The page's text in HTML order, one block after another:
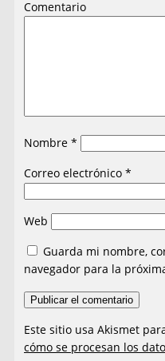
Comentario
Nombre*
Correo electrónico*
Web
Guarda mi nombre,
navegador para la
Este sitio usa Akismet
cómo se procesan los